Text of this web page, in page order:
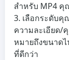
สำหรับ MP4 คุ
เลือกระดับคุ
ความละเอียด
หมายถึงขนาด
ที่ดีกว่า